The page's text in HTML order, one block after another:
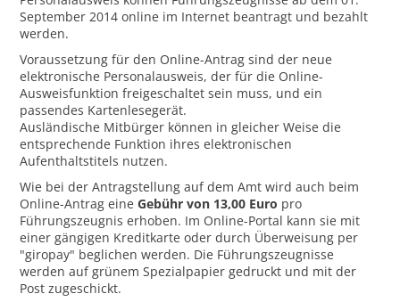
September 2014 online im Internet beantragt und bezahlt
werden.
Voraussetzung für den Online-Antrag sind der neue
elektronische Personalausweis, der für die Online-
Ausweisfunktion freigeschaltet sein muss, und ein
passendes Kartenlesegerät.
Ausländische Mitbürger können in gleicher Weise die
entsprechende Funktion ihres elektronischen
Aufenthaltstitels nutzen.
Wie bei der Antragstellung auf dem Amt wird auch beim
Online-Antrag eineGebühr von 13,00 Euro pro
Führungszeugnis erhoben. Im Online-Portal kann sie mit
einer gängigen Kreditkarte oder durch Überweisung per
"giropay" beglichen werden. Die Führungszeugnisse
werden auf grünem Spezialpapier gedruckt und mit der
Post zugeschickt.